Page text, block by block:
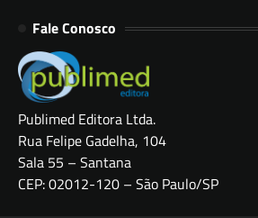
Fale Conosco
Publimed Editora Ltda.
Rua Felipe Gadelha, 104
Sala 55 – Santana
CEP: 02012-120 – São Paulo/SP